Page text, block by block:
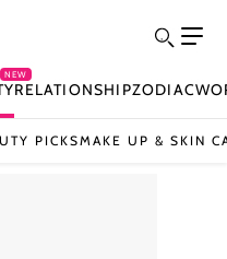
NEW
RELATIONSHIPZODIAC
PICKSMAKE UP & SKIN